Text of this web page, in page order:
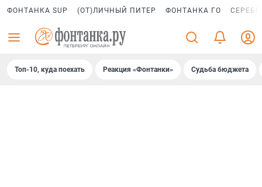
ФОНТАНКА SUP (ОТ)ЛИЧНЫЙ ПИТЕР ФОНТАНКА ГО
Топ-10, куда поехать Реакция «Фонтанки» Судьба бюджета